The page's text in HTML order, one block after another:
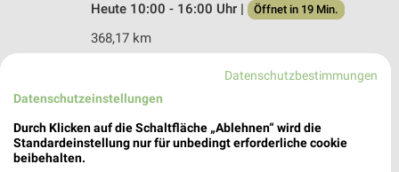
Heute 10:00 - 16:00 Uhr |
Öffnet in 19 Min.
368,17 km
Ernsting's family Bersenbrück
Bramscher Straße 16
49593 Bersenbrück
Datenschutzbestimmungen
Datenschutzeinstellungen
Durch Klicken auf die Schaltfläche „Ablehnen“ wird die
Standardeinstellung nur für unbedingt erforderliche cookie
beibehalten.